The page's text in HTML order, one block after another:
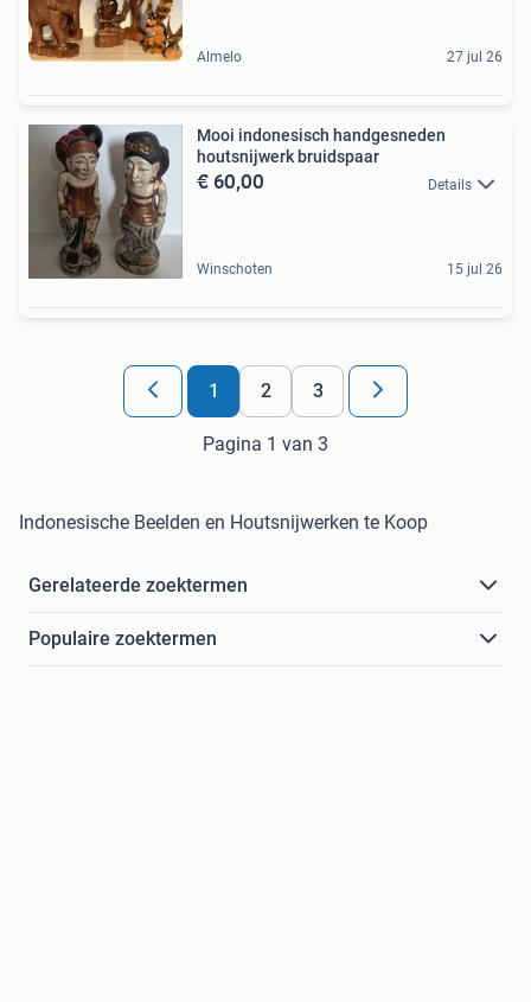
Almelo 27 jul 26
Mooi indonesisch handgesneden
houtsnijwerk bruidspaar
€ 60,00 Details
Winschoten 15 jul 26
1 2 3
Pagina 1 van 3
Indonesische Beelden en Houtsnijwerken te Koop
Gerelateerde zoektermen
Populaire zoektermen